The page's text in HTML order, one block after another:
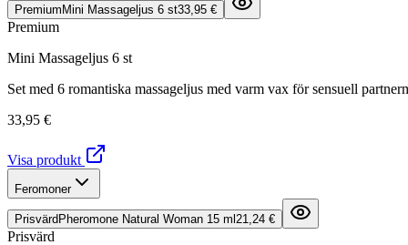
Premium Mini Massageljus 6 st33,95 €
Premium
Mini Massageljus 6 st
Set med 6 romantiska massageljus med varm vax för sensuell
33,95 €
Visa produkt
Feromoner
Prisvärd Pheromone Natural Woman 15 ml 21,24 €
Prisvärd